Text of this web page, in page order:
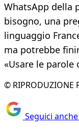
WhatsApp della
bisogno, una
linguaggio
ma potrebbe
«Usare le
© RIPRODUZIONE
Seguici